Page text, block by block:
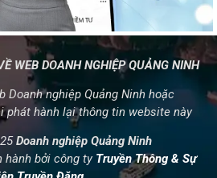
WEB DOANH NGHIỆP QUẢNG NINH
Doanh nghiệp Quảng Ninh hoặc
phát hành lại thông tin website này
Doanh nghiệp Quảng Ninh
hành bởi công ty Truyền Thông & Sự